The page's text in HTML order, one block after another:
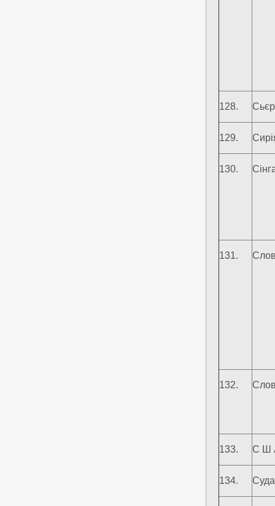
128.
129.
130.
131.
132.
133. С Ш
134.